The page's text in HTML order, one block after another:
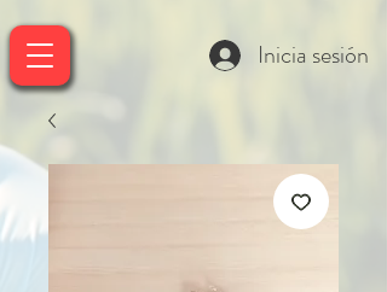
Inicia sesión